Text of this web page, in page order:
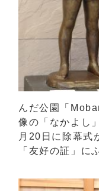
んだ公園「
像の「なかよし
月20日に除幕式
「友好の証」に